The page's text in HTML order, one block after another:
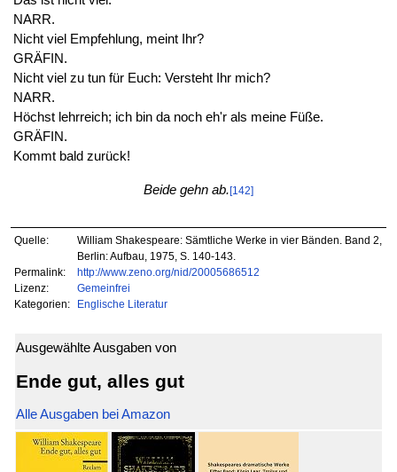
NARR.
Nicht viel Empfehlung, meint Ihr?
GRÄFIN.
Nicht viel zu tun für Euch: Versteht Ihr mich?
NARR.
Höchst lehrreich; ich bin da noch eh'r als meine Füße.
GRÄFIN.
Kommt bald zurück!
Beide gehn ab.[142]
Quelle:
William Shakespeare: Sämtliche Werke in vier Bänden. Band 2,
Berlin: Aufbau, 1975, S. 140-143.
Permalink:
http://www.zeno.org/nid/20005686512
Lizenz:
Gemeinfrei
Kategorien:
Englische Literatur
Ausgewählte Ausgaben von
Ende gut, alles gut
Alle Ausgaben bei Amazon